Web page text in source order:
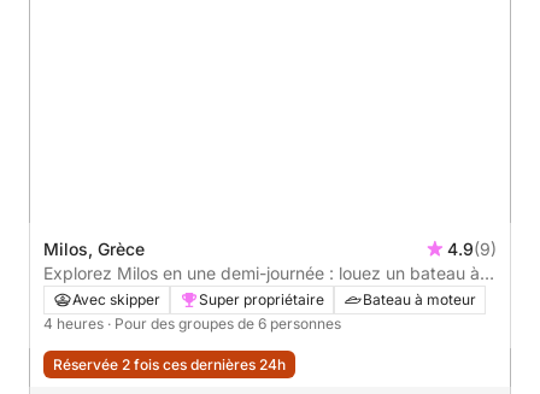
Milos, Grèce 4.9(9)
Explorez Milos en une demi-journée : louez un bateau à
moteur pour 4 heures.
Avec skipper Super propriétaire
Bateau à moteur
4 heures · Pour des groupes de 6 personnes
Réservée 2 fois ces dernières 24h